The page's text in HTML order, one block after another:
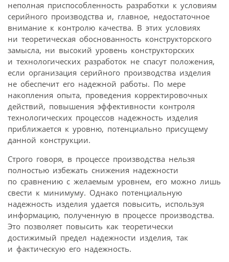
неполная приспособленность разработки к условиям
серийного производства и, главное, недостаточное
внимание к контролю качества. В этих условиях
ни теоретическая обоснованность конструкторского
замысла, ни высокий уровень конструкторских
и технологических разработок не спасут положения,
если организация серийного производства изделия
не обеспечит его надежной работы. По мере
накопления опыта, проведения корректировочных
действий, повышения эффективности контроля
технологических процессов надежность изделия
приближается к уровню, потенциально присущему
данной конструкции.
Строго говоря, в процессе производства нельзя
полностью избежать снижения надежности
по сравнению с желаемым уровнем, его можно лишь
свести к минимуму. Однако потенциальную
надежность изделия удается повысить, используя
информацию, полученную в процессе производства.
Это позволяет повысить как теоретически
достижимый предел надежности изделия, так
и фактическую его надежность.